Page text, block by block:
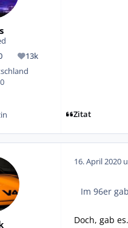
13k
Reputation
Zitat
16. April 2020
Im 96er
Doch, gab es.